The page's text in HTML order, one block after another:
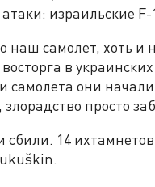
израильские
наш самолет, хоть
в
самолета они
просто
сбили. 14